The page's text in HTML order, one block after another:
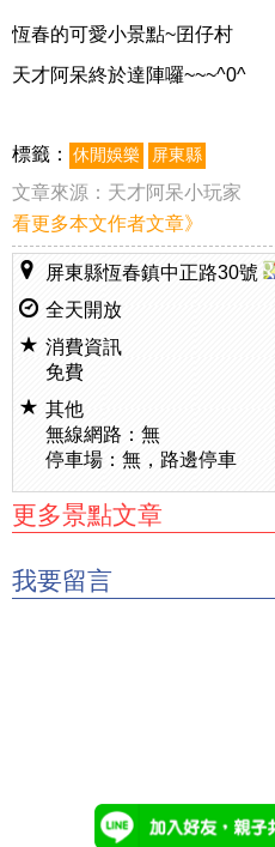
恆春的可愛小景點~囝仔村
天才阿呆終於達陣囉~~~^0^
標籤： 休閒娛樂 屏東縣
文章來源： 天才阿呆小玩家
看更多本文作者文章》
屏東縣恆春鎮中正路30號
全天開放
消費資訊
免費
其他
無線網路：無
停車場：無，路邊停車
更多景點文章
我要留言